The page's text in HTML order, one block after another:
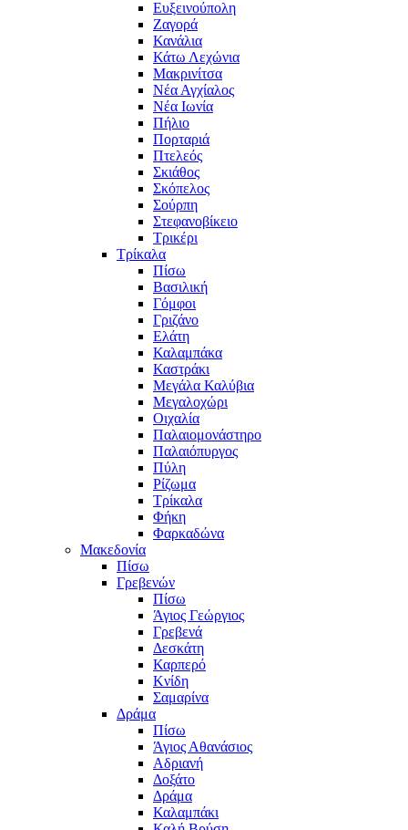
Ευξεινούπολη
Ζαγορά
Κανάλια
Κάτω Λεχώνια
Μακρινίτσα
Νέα Αγχίαλος
Νέα Ιωνία
Πήλιο
Πορταριά
Πτελεός
Σκιάθος
Σκόπελος
Σούρπη
Στεφανοβίκειο
Τρικέρι
Τρίκαλα
Πίσω
Βασιλική
Γόμφοι
Γριζάνο
Ελάτη
Καλαμπάκα
Καστράκι
Μεγάλα Καλύβια
Μεγαλοχώρι
Οιχαλία
Παλαιομονάστηρο
Παλαιόπυργος
Πύλη
Ρίζωμα
Τρίκαλα
Φήκη
Φαρκαδώνα
Μακεδονία
Πίσω
Γρεβενών
Πίσω
Άγιος Γεώργιος
Γρεβενά
Δεσκάτη
Καρπερό
Κνίδη
Σαμαρίνα
Δράμα
Πίσω
Άγιος Αθανάσιος
Αδριανή
Δοξάτο
Δράμα
Καλαμπάκι